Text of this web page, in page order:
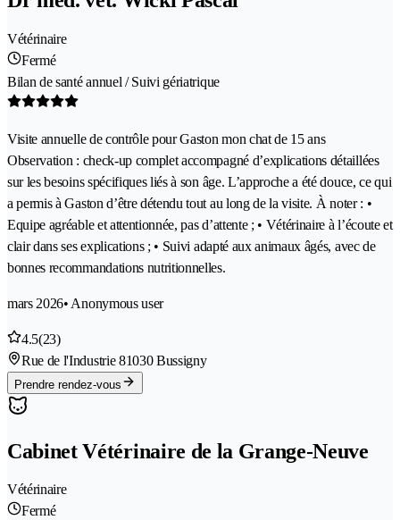
Vétérinaire
Fermé
Bilan de santé annuel / Suivi gériatrique
Visite annuelle de contrôle pour Gaston mon chat de 15 ans
Observation : check-up complet accompagné d’explications détaillées
sur les besoins spécifiques liés à son âge. L’approche a été douce, ce qui
a permis à Gaston d’être détendu tout au long de la visite. À noter : •
Equipe agréable et attentionnée, pas d’attente ; • Vétérinaire à l’écoute et
clair dans ses explications ; • Suivi adapté aux animaux âgés, avec de
bonnes recommandations nutritionnelles.
mars 2026• Anonymous user
4.5(23)
Rue de l'Industrie 81030 Bussigny
Prendre rendez-vous
Cabinet Vétérinaire de la Grange-Neuve
Vétérinaire
Fermé